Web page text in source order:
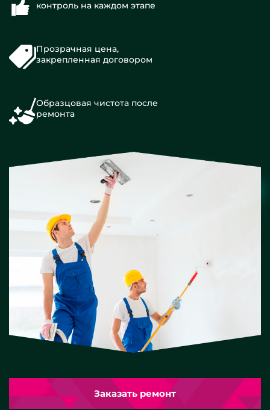
контроль на каждом этапе
Прозрачная цена,
закрепленная договором
Образцовая чистота после
ремонта
Заказать ремонт